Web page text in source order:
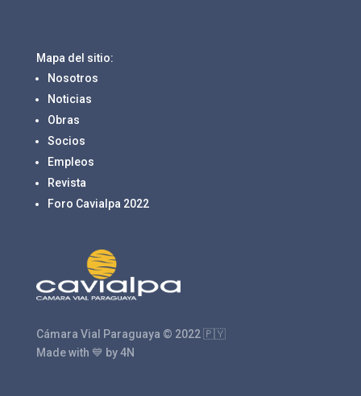
Mapa del sitio:
Nosotros
Noticias
Obras
Socios
Empleos
Revista
Foro Cavialpa 2022
Cámara Vial Paraguaya © 2022 🇵🇾
Made with 💙 by 4N